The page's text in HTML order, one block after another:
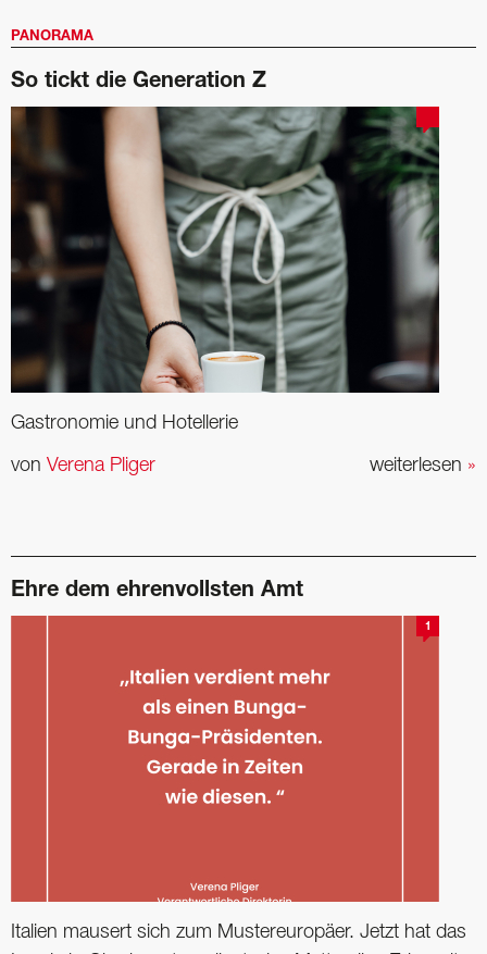
PANORAMA
So tickt die Generation Z
Gastronomie und Hotellerie
weiterlesen »
von Verena Pliger
Ehre dem ehrenvollsten Amt
1
Italien mausert sich zum Mustereuropäer. Jetzt hat das